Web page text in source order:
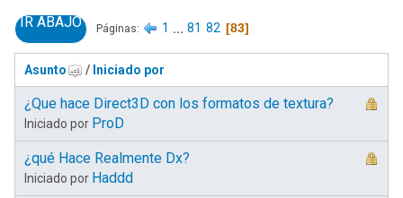
IR ABAJO Páginas 1 81 82 83
Asunto / Iniciado por
¿Que hace Direct3D con los formatos de textura?
Iniciado por ProD
¿qué Hace Realmente Dx?
Iniciado por Haddd